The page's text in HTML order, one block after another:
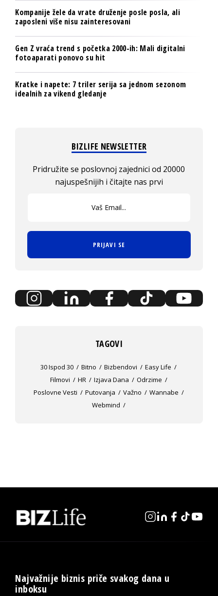
Kompanije žele da vrate druženje posle posla, ali
zaposleni više nisu zainteresovani
Gen Z vraća trend s početka 2000-ih: Mali digitalni
fotoaparati ponovo su hit
Kratke i napete: 7 triler serija sa jednom sezonom
idealnih za vikend gledanje
BIZLIFE NEWSLETTER
Pridružite se poslovnoj zajednici od 20000
najuspešnijih i čitajte nas prvi
PRIJAVI SE
TAGOVI
30 Ispod 30 Bitno Bizbendovi
Easy Life
Filmovi
HR Izjava Dana
Odrzime
Poslovne Vesti
Putovanja Važno
Wannabe
Webmind
Najvažnije biznis priče svakog dana u
inboksu